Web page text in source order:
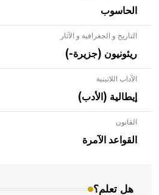
الحاسوب
التاريخ و الجغرافية و الآثار
ريئونيون (جزيرة-)
الآداب اللاتينية
إيطالية (الأدب)
القانون
القواعد الآمرة
هل تعلم؟
- هل تعلم أن الأبلق نوع من الفنون
بالعمارة الإسلامية في بلاد
المعمار على بناء مداميكه وخاصة في